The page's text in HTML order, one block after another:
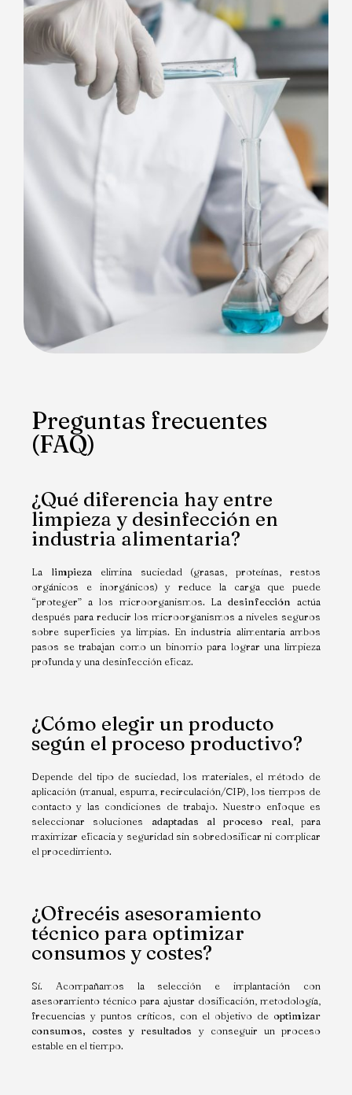
Preguntas frecuentes
(FAQ)
¿Qué diferencia hay entre
limpieza y desinfección en
industria alimentaria?
La limpieza elimina suciedad (grasas, proteínas, restos
orgánicos e inorgánicos) y reduce la carga que puede
“proteger” a los microorganismos. Ladesinfección actúa
después para reducir los microorganismos a niveles seguros
sobre superficies ya limpias. En industria alimentaria ambos
pasos se trabajan como un binomio para lograr una limpieza
profunda y una desinfección eficaz.
¿Cómo elegir un producto
según el proceso productivo?
Depende del tipo de suciedad, los materiales, el método de
aplicación (manual, espuma, recirculación/CIP), los tiempos de
contacto y las condiciones de trabajo. Nuestro enfoque es
seleccionar soluciones adaptadas al proceso real , para
maximizar eficacia y seguridad sin sobredosificar ni complicar
el procedimiento.
¿Ofrecéis asesoramiento
técnico para optimizar
consumos y costes?
Sí. Acompañamos la selección e implantación con
asesoramiento técnico para ajustar dosificación, metodología,
frecuencias y puntos críticos, con el objetivo de optimizar
consumos, costes y resultados y conseguir un proceso
estable en el tiempo.